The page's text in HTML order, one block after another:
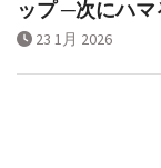
ップ ─次にハ
23 1月 2026